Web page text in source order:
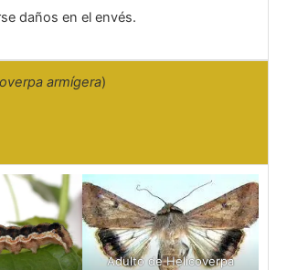
daños en el envés.
armígera)
Adulto de Helicoverpa